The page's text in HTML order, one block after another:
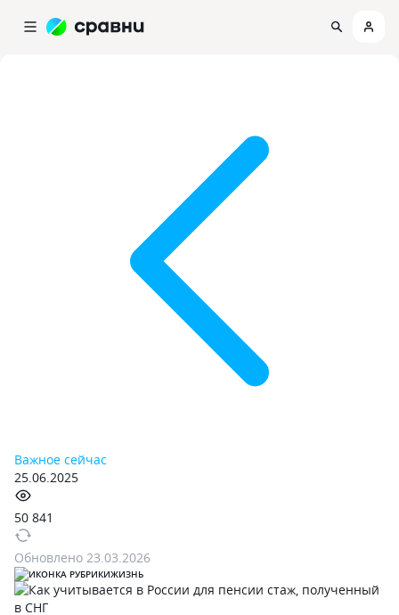
Важное сейчас
25.06.2025
50 841
Обновлено 23.03.2026
ЖИЗНЬ